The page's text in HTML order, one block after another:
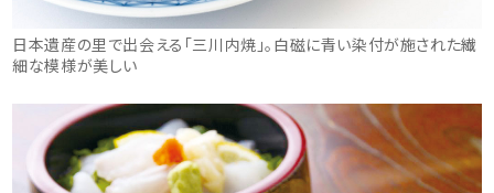
日本遺産の里で出会える「三川内焼」。白磁に青い染付が施された繊
細な模様が美しい